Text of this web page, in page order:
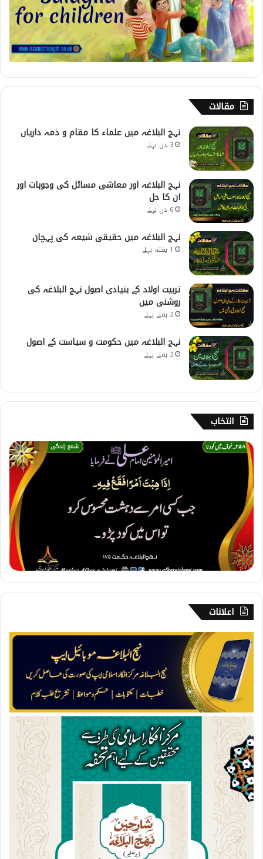
مقالات
نہج البلاغہ میں علماء کا مقام و ذمہ داریاں
3 دن پہلے
نہج البلاغہ اور معاشی مسائل کی وجوہات اور
ان کا حل
6 دن پہلے
نہج البلاغہ میں حقیقی شیعہ کی پہچان
1 ہفتہ پہلے
تربیت اولاد کے بنیادی اصول نہج البلاغہ کی
روشنی میں
2 ہفتے پہلے
نہج البلاغہ میں حکومت و سیاست کے اصول
2 ہفتے پہلے
انتخاب
2
5
8
۔
خ
و
ف
ی
ں
ک
و
د
ن
ا
اعلانات